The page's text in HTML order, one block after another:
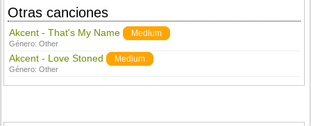
Otras canciones
Akcent - That's My Name Medium
Género:Other
Akcent - Love Stoned Medium
Género:Other